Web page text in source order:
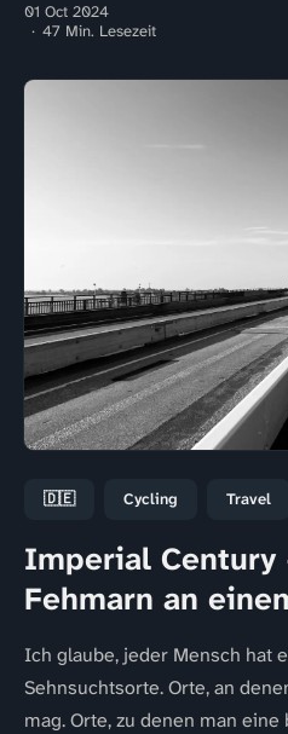
01 Oct 2024
47 Min. Lesezeit
🇩🇪 Cycling Travel
Imperial Century
Fehmarn an
Ich glaube, jeder Mensch hat
Sehnsuchtsorte. Orte, an
mag. Orte, zu denen man eine